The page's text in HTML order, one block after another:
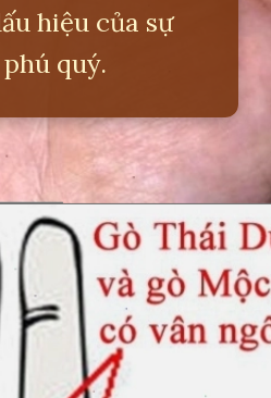
hiệu của sự
quý.
https://erci.edu.vn/xem-ban-tay-doan-van-menh